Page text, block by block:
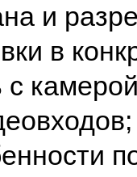
и
в